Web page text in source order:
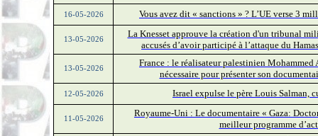
16-05-2026 Vous avez dit « sanctions » ? L’UE verse 3
13-05-2026
La Knesset approuve la création d'un tribunal
accusés d’avoir participé à l’attaque du
13-05-2026
France : le réalisateur palestinien Mohammed
nécessaire pour présenter son
12-05-2026 Israel expulse le père Louis Salman,
11-05-2026
Royaume-Uni : Le documentaire « Gaza:
meilleur programme